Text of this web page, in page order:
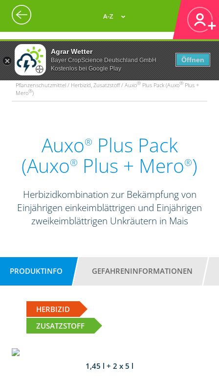
Agrar Wetter
Bayer CropScience Deutschland GmbH
Kostenlos bei Google Play
Öffnen
A-Z
Pflanzenschutzmittel / Herbizid, Zusatzstoff / Auxo® Plus Pack (Auxo® Plus +
Mero®)
Auxo® Plus Pack
(Auxo® Plus + Mero®)
Herbizidkombination zur Bekämpfung von
Einjährigen einkeimblättrigen und Einjährigen
zweikeimblättrigen Unkräutern in Mais
PRODUKTINFO GEFAHRENINFORMATIONEN
HERBIZID
ZUSATZSTOFF
1,45 l + 2 x 5 l